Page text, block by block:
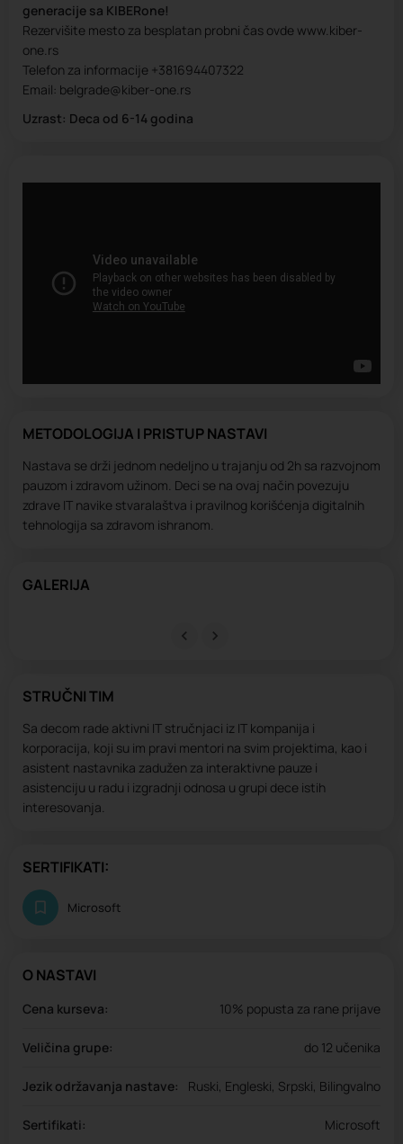
generacije sa KIBERone!
Rezervišite mesto za besplatan probni čas ovde www.kiber-
one.rs
Telefon za informacije +381694407322
Email: belgrade@kiber-one.rs
Uzrast: Deca od 6-14 godina
METODOLOGIJA I PRISTUP NASTAVI
Nastava se drži jednom nedeljno u trajanju od 2h sa razvojnom
pauzom i zdravom užinom. Deci se na ovaj način povezuju
zdrave IT navike stvaralaštva i pravilnog korišćenja digitalnih
tehnologija sa zdravom ishranom.
GALERIJA
STRUČNI TIM
Sa decom rade aktivni IT stručnjaci iz IT kompanija i
korporacija, koji su im pravi mentori na svim projektima, kao i
asistent nastavnika zadužen za interaktivne pauze i
asistenciju u radu i izgradnji odnosa u grupi dece istih
interesovanja.
SERTIFIKATI:
Microsoft
O NASTAVI
Cena kurseva: 10% popusta za rane prijave
Veličina grupe: do 12 učenika
Jezik održavanja nastave: Ruski, Engleski, Srpski, Bilingvalno
Sertifikati: Microsoft